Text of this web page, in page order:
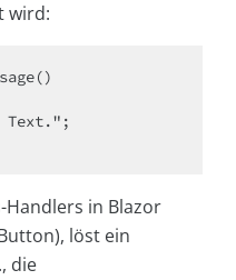
wird:
Handlers in Blazor
löst ein
die